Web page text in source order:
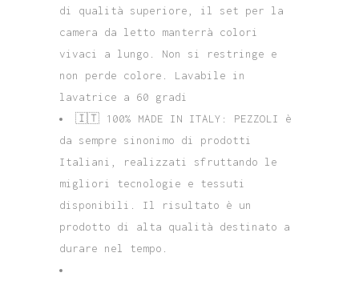
di qualità superiore, il set per la
camera da letto manterrà colori
vivaci a lungo. Non si restringe e
non perde colore. Lavabile in
lavatrice a 60 gradi
🇮🇹 100% MADE IN ITALY: PEZZOLI è
da sempre sinonimo di prodotti
Italiani, realizzati sfruttando le
migliori tecnologie e tessuti
disponibili. Il risultato è un
prodotto di alta qualità destinato a
durare nel tempo.